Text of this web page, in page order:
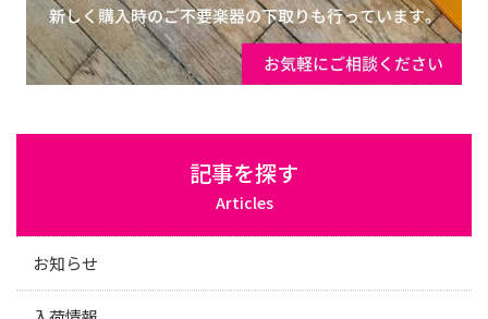
記事を探す
Articles
お知らせ